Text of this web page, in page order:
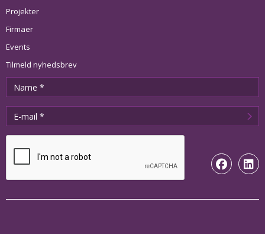
Projekter
Firmaer
Events
Tilmeld nyhedsbrev